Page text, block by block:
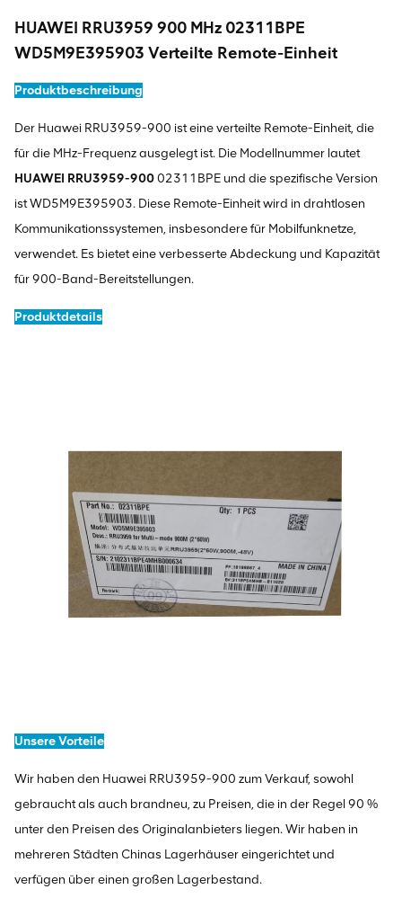
HUAWEI RRU3959 900 MHz 02311BPE
WD5M9E395903 Verteilte Remote-Einheit
Produktbeschreibung
Der Huawei RRU3959-900 ist eine verteilte Remote-Einheit, die
für die MHz-Frequenz ausgelegt ist. Die Modellnummer lautet
HUAWEI RRU3959-90002311BPE und die spezifische Version
ist WD5M9E395903. Diese Remote-Einheit wird in drahtlosen
Kommunikationssystemen, insbesondere für Mobilfunknetze,
verwendet. Es bietet eine verbesserte Abdeckung und Kapazität
für 900-Band-Bereitstellungen.
Produktdetails
Unsere Vorteile
Wir haben den Huawei RRU3959-900 zum Verkauf, sowohl
gebraucht als auch brandneu, zu Preisen, die in der Regel 90 %
unter den Preisen des Originalanbieters liegen. Wir haben in
mehreren Städten Chinas Lagerhäuser eingerichtet und
verfügen über einen großen Lagerbestand.